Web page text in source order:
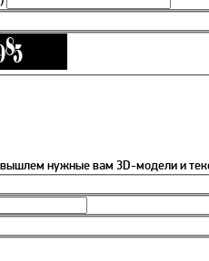
нужные вам 3D-модели и